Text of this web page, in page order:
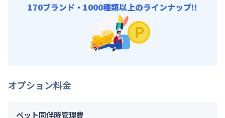
170ブランド・1000種類以上のラインナップ!!
オプション料金
ペット同伴時管理費